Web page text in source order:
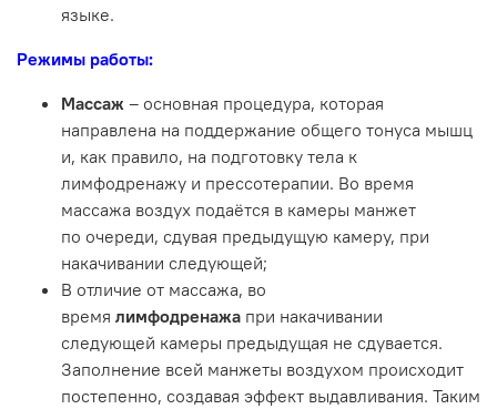
языке.
Режимы работы:
Массаж – основная процедура, которая
направлена на поддержание общего тонуса мышц
и, как правило, на подготовку тела к
лимфодренажу и прессотерапии. Во время
массажа воздух подаётся в камеры манжет
по очереди, сдувая предыдущую камеру, при
накачивании следующей;
В отличие от массажа, во
время лимфодренажа при накачивании
следующей камеры предыдущая не сдувается.
Заполнение всей манжеты воздухом происходит
постепенно, создавая эффект выдавливания. Таким